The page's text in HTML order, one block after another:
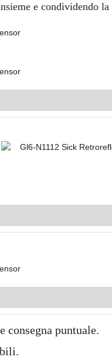
e condividendo la
puntuale.